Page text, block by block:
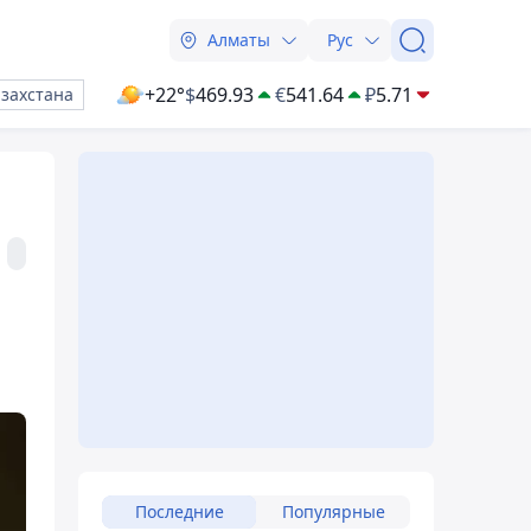
Алматы Рус
+22°$469.93 €541.64 ₽5.71
Последние Популярные